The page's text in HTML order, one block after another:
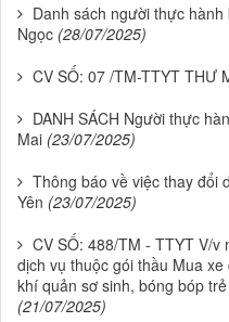
Danh sách người thực
Ngọc (28/07/2025)
CV SỐ: 07 /TM-TTYT THƯ
DANH SÁCH Người thực
Mai (23/07/2025)
Thông báo về việc thay đổi
Yên (23/07/2025)
CV SỐ: 488/TM - TTYT V/v
dịch vụ thuộc gói thầu Mua
khí quản sơ sinh, bóng bóp
(21/07/2025)